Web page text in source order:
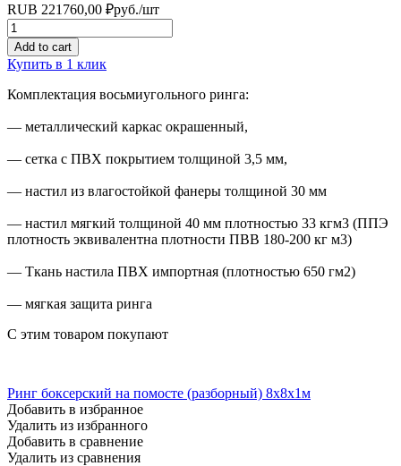
RUB 221760,00 ₽руб./шт
Quantity
Add to cart
Купить в 1 клик
Комплектация восьмиугольного ринга:
— металлический каркас окрашенный,
— сетка с ПВХ покрытием толщиной 3,5 мм,
— настил из влагостойкой фанеры толщиной 30 мм
— настил мягкий толщиной 40 мм плотностью 33 кгм3 (ППЭ
плотность эквивалентна плотности ПВВ 180-200 кг м3)
— Ткань настила ПВХ импортная (плотностью 650 гм2)
— мягкая защита ринга
С этим товаром покупают
Ринг боксерский на помосте (разборный) 8х8х1м
Добавить в избранное
Удалить из избранного
Добавить в сравнение
Удалить из сравнения